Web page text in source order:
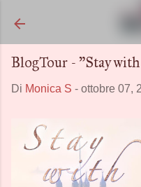
BlogTour - "Stay with
Di Monica S - ottobre 07,